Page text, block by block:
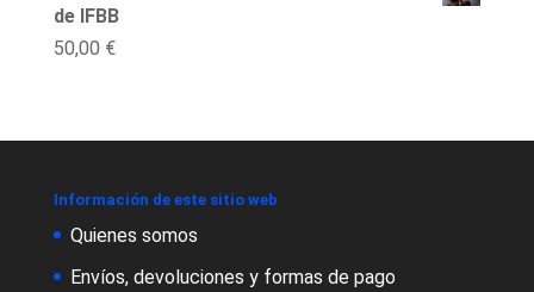
de IFBB
50,00 €
Información de este sitio web
Quienes somos
Envíos, devoluciones y formas de pago